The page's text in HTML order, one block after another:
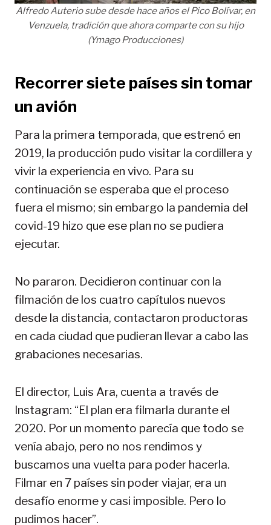
Alfredo Auterio sube desde hace años el Pico Bolívar, en
Venzuela, tradición que ahora comparte con su hijo
(Ymago Producciones)
Recorrer siete países sin tomar
un avión
Para la primera temporada, que estrenó en
2019, la producción pudo visitar la cordillera y
vivir la experiencia en vivo. Para su
continuación se esperaba que el proceso
fuera el mismo; sin embargo la pandemia del
covid-19 hizo que ese plan no se pudiera
ejecutar.
No pararon. Decidieron continuar con la
filmación de los cuatro capítulos nuevos
desde la distancia, contactaron productoras
en cada ciudad que pudieran llevar a cabo las
grabaciones necesarias.
El director, Luis Ara, cuenta a través de
Instagram: “El plan era filmarla durante el
2020. Por un momento parecía que todo se
venía abajo, pero no nos rendimos y
buscamos una vuelta para poder hacerla.
Filmar en 7 países sin poder viajar, era un
desafío enorme y casi imposible. Pero lo
pudimos hacer”.